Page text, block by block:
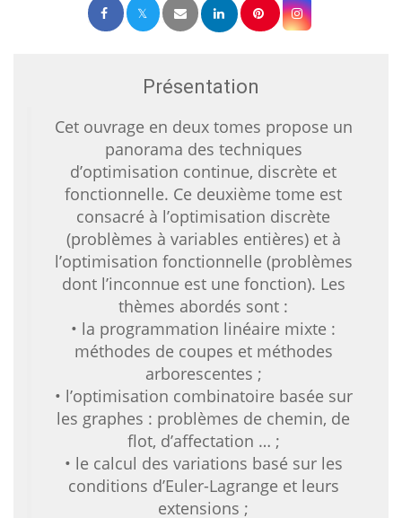
Présentation
Cet ouvrage en deux tomes propose un
panorama des techniques
d’optimisation continue, discrète et
fonctionnelle. Ce deuxième tome est
consacré à l’optimisation discrète
(problèmes à variables entières) et à
l’optimisation fonctionnelle (problèmes
dont l’inconnue est une fonction). Les
thèmes abordés sont :
• la programmation linéaire mixte :
méthodes de coupes et méthodes
arborescentes ;
• l’optimisation combinatoire basée sur
les graphes : problèmes de chemin, de
flot, d’affectation … ;
• le calcul des variations basé sur les
conditions d’Euler-Lagrange et leurs
extensions ;